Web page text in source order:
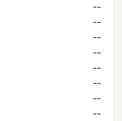
--
--
--
--
--
--
--
--